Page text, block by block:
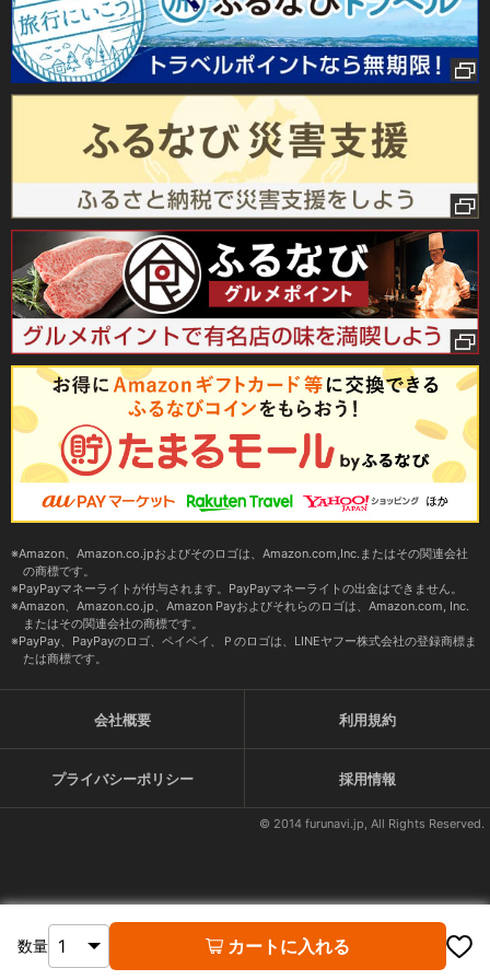
数量 カートに入れる
Amazon、Amazon.co.jpおよびそのロゴは、Amazon.com,Inc.またはその関連会社
の商標です。
PayPayマネーライトが付与されます。PayPayマネーライトの出金はできません。
Amazon、Amazon.co.jp、Amazon Payおよびそれらのロゴは、Amazon.com, Inc.
またはその関連会社の商標です。
PayPay、PayPayのロゴ、ペイペイ、Ｐのロゴは、LINEヤフー株式会社の登録商標ま
たは商標です。
会社概要 利用規約
プライバシーポリシー 採用情報
© 2014 furunavi.jp, All Rights Reserved.